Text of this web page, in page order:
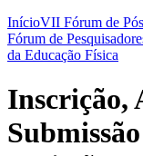
InícioVII Fórum de
Fórum de
da Educação Física
Inscrição,